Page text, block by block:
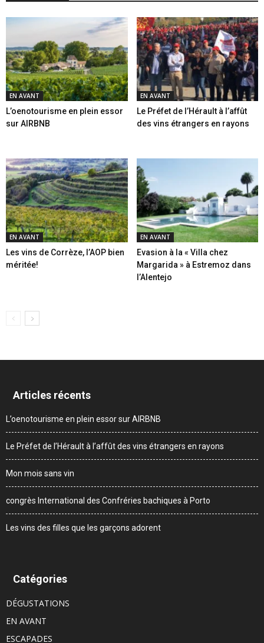
EN AVANT
L’oenotourisme en plein essor
sur AIRBNB
EN AVANT
Le Préfet de l’Hérault à l’affût
des vins étrangers en rayons
EN AVANT
Les vins de Corrèze, l’AOP bien
méritée!
EN AVANT
Evasion à la « Villa chez
Margarida » à Estremoz dans
l’Alentejo
Articles récents
L’oenotourisme en plein essor sur AIRBNB
Le Préfet de l’Hérault à l’affût des vins étrangers en rayons
Mon mois sans vin
congrès International des Confréries bachiques à Porto
Les vins des filles que les garçons adorent
Catégories
DÉGUSTATIONS
EN AVANT
ESCAPADES